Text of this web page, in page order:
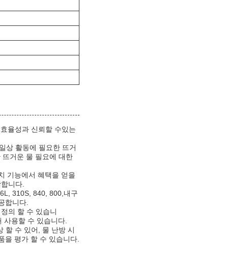
율성과 신뢰할 수있는
상 활동에 필요한 뜨거
거운 물 필요에 대한
기능에서 혜택을 얻을
니다.
310S, 840, 800,내구
합니다.
의 할 수 있습니
용할 수 있습니다.
할 수 있어, 물 난방 시
을 평가 할 수 있습니다.